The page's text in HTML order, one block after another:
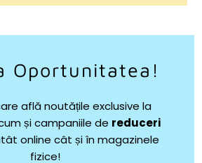
Oportunitatea!
află noutățile exclusive la
și campaniile de reduceri
online cât și în magazinele
fizice!